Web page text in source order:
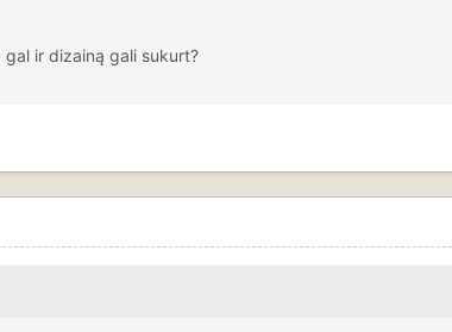
ir dizainą gali sukurt?